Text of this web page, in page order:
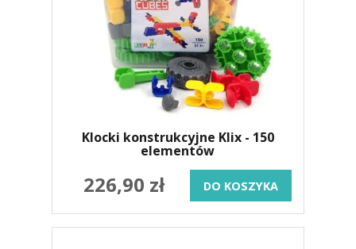
Klocki konstrukcyjne Klix - 150
elementów
226,90 zł DO KOSZYKA